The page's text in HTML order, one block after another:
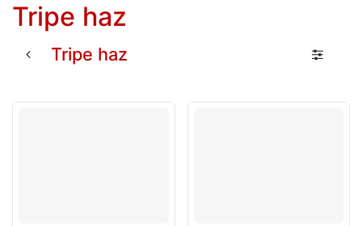
Tripe haz
Tripe haz